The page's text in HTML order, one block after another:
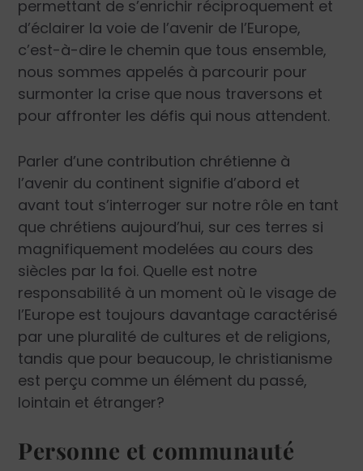
permettant de s’enrichir réciproquement et
d’éclairer la voie de l’avenir de l’Europe,
c’est-à-dire le chemin que tous ensemble,
nous sommes appelés à parcourir pour
surmonter la crise que nous traversons et
pour affronter les défis qui nous attendent.
Parler d’une contribution chrétienne à
l’avenir du continent signifie d’abord et
avant tout s’interroger sur notre rôle en tant
que chrétiens aujourd’hui, sur ces terres si
magnifiquement modelées au cours des
siècles par la foi. Quelle est notre
responsabilité à un moment où le visage de
l’Europe est toujours davantage caractérisé
par une pluralité de cultures et de religions,
tandis que pour beaucoup, le christianisme
est perçu comme un élément du passé,
lointain et étranger?
Personne et communauté